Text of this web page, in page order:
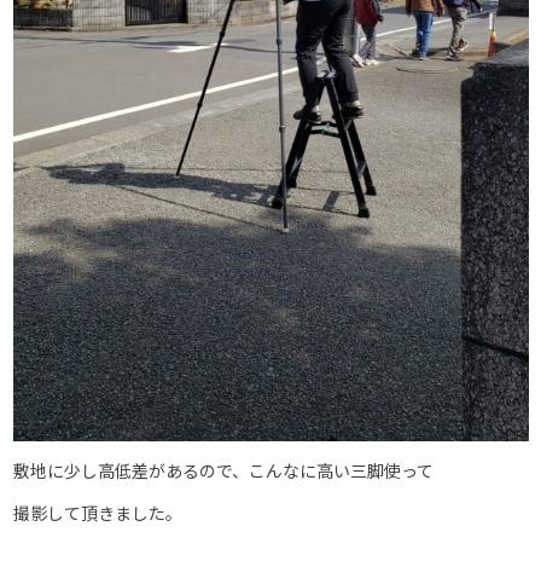
敷地に少し高低差があるので、こんなに高い三脚使って
撮影して頂きました。